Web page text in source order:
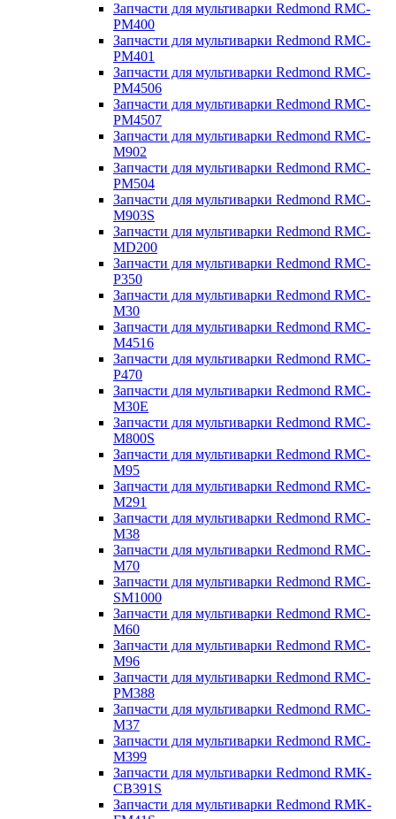
Запчасти для мультиварки Redmond RMC-
PM400
Запчасти для мультиварки Redmond RMC-
PM401
Запчасти для мультиварки Redmond RMC-
PM4506
Запчасти для мультиварки Redmond RMC-
PM4507
Запчасти для мультиварки Redmond RMC-
M902
Запчасти для мультиварки Redmond RMC-
PM504
Запчасти для мультиварки Redmond RMC-
M903S
Запчасти для мультиварки Redmond RMC-
MD200
Запчасти для мультиварки Redmond RMC-
P350
Запчасти для мультиварки Redmond RMC-
M30
Запчасти для мультиварки Redmond RMC-
M4516
Запчасти для мультиварки Redmond RMC-
P470
Запчасти для мультиварки Redmond RMC-
M30E
Запчасти для мультиварки Redmond RMC-
M800S
Запчасти для мультиварки Redmond RMC-
M95
Запчасти для мультиварки Redmond RMC-
M291
Запчасти для мультиварки Redmond RMC-
M38
Запчасти для мультиварки Redmond RMC-
M70
Запчасти для мультиварки Redmond RMC-
SM1000
Запчасти для мультиварки Redmond RMC-
M60
Запчасти для мультиварки Redmond RMC-
M96
Запчасти для мультиварки Redmond RMC-
PM388
Запчасти для мультиварки Redmond RMC-
M37
Запчасти для мультиварки Redmond RMC-
M399
Запчасти для мультиварки Redmond RMK-
CB391S
Запчасти для мультиварки Redmond RMK-